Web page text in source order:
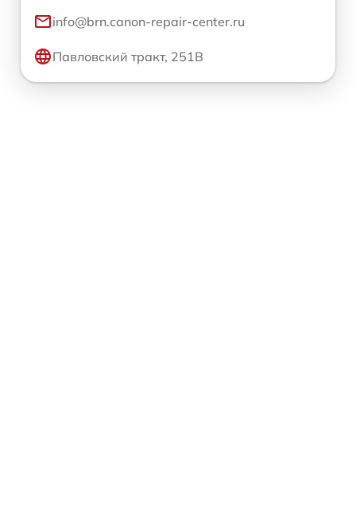
info@brn.canon-repair-center.ru
Павловский тракт, 251В